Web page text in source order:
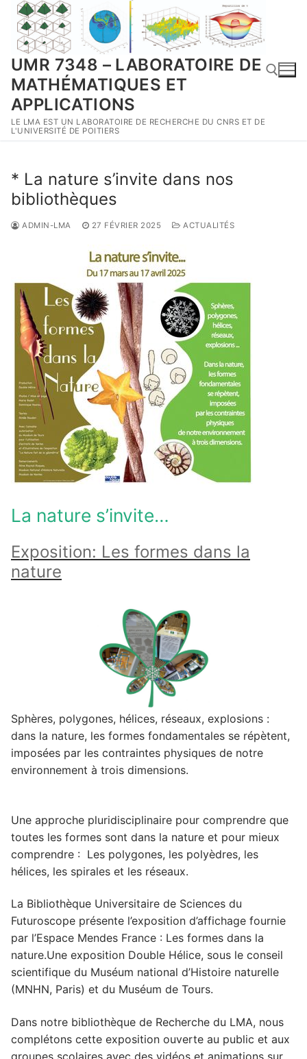
Aller
contenu
UMR 7348 – LABORATOIRE DE
MATHÉMATIQUES ET
APPLICATIONS
LE LMA EST UN LABORATOIRE DE RECHERCHE DU CNRS ET DE
L'UNIVERSITÉ DE POITIERS
Rechercher :
* La nature s’invite dans nos
bibliothèques
ADMIN-LMA 27 FÉVRIER 2025 ACTUALITÉS
La nature s’invite…
Exposition: Les formes dans la
nature
Sphères, polygones, hélices, réseaux, explosions :
dans la nature, les formes fondamentales se répètent,
imposées par les contraintes physiques de notre
environnement à trois dimensions.
Une approche pluridisciplinaire pour comprendre que
toutes les formes sont dans la nature et pour mieux
comprendre : Les polygones, les polyèdres, les
hélices, les spirales et les réseaux.
La Bibliothèque Universitaire de Sciences du
Futuroscope présente l’exposition d’affichage fournie
par l’Espace Mendes France : Les formes dans la
nature.Une exposition Double Hélice, sous le conseil
scientifique du Muséum national d’Histoire naturelle
(MNHN, Paris) et du Muséum de Tours.
Dans notre bibliothèque de Recherche du LMA, nous
complétons cette exposition ouverte au public et aux